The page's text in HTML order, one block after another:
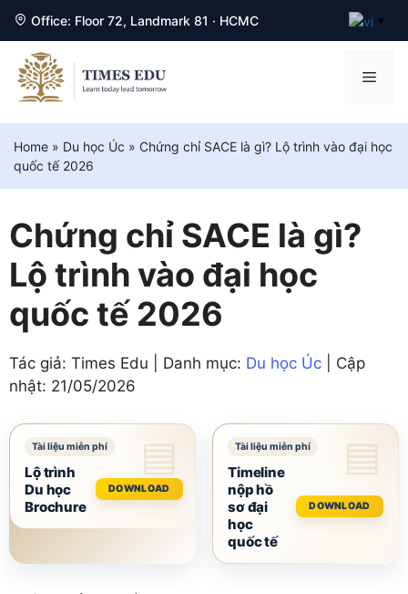
Office: Floor 72, Landmark 81 · HCMC ▼
Chuyển
đến
nội
dung
Home » Du học Úc » Chứng chỉ SACE là gì? Lộ trình vào đại học
quốc tế 2026
Chứng chỉ SACE là gì?
Lộ trình vào đại học
quốc tế 2026
Tác giả: Times Edu | Danh mục: Du học Úc | Cập
nhật: 21/05/2026
Lộ trình
Du học
Brochure
DOWNLOAD
Timeline
nộp hồ
sơ đại
học
quốc tế
DOWNLOAD